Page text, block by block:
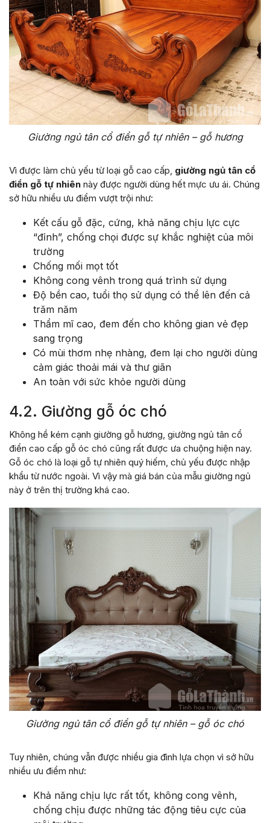
Giường ngủ tân cổ điển gỗ tự nhiên – gỗ hương
Vì được làm chủ yếu từ loại gỗ cao cấp, giường ngủ tân cổ
điển gỗ tự nhiên này được người dùng hết mực ưu ái. Chúng
sở hữu nhiều ưu điểm vượt trội như:
Kết cấu gỗ đặc, cứng, khả năng chịu lực cực
“đỉnh”, chống chọi được sự khắc nghiệt của môi
trường
Chống mối mọt tốt
Không cong vênh trong quá trình sử dụng
Độ bền cao, tuổi thọ sử dụng có thể lên đến cả
trăm năm
Thẩm mĩ cao, đem đến cho không gian vẻ đẹp
sang trọng
Có mùi thơm nhẹ nhàng, đem lại cho người dùng
cảm giác thoải mái và thư giãn
An toàn với sức khỏe người dùng
4.2. Giường gỗ óc chó
Không hề kém cạnh giường gỗ hương, giường ngủ tân cổ
điển cao cấp gỗ óc chó cũng rất được ưa chuộng hiện nay.
Gỗ óc chó là loại gỗ tự nhiên quý hiếm, chủ yếu được nhập
khẩu từ nước ngoài. Vì vậy mà giá bán của mẫu giường ngủ
này ở trên thị trường khá cao.
Giường ngủ tân cổ điển gỗ tự nhiên – gỗ óc chó
Tuy nhiên, chúng vẫn được nhiều gia đình lựa chọn vì sở hữu
nhiều ưu điểm như:
Khả năng chịu lực rất tốt, không cong vênh,
chống chịu được những tác động tiêu cực của